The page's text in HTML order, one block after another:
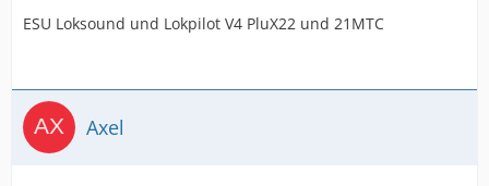
ESU Loksound und Lokpilot V4 PluX22 und 21MTC
Axel